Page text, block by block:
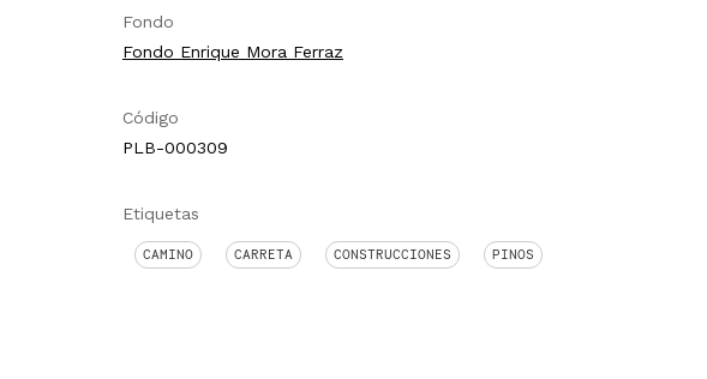
Fondo
Fondo Enrique Mora Ferraz
Código
PLB-000309
Etiquetas
CAMINO CARRETA CONSTRUCCIONES PINOS